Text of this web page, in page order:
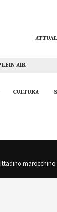
AIR
CULTURA
marocchino